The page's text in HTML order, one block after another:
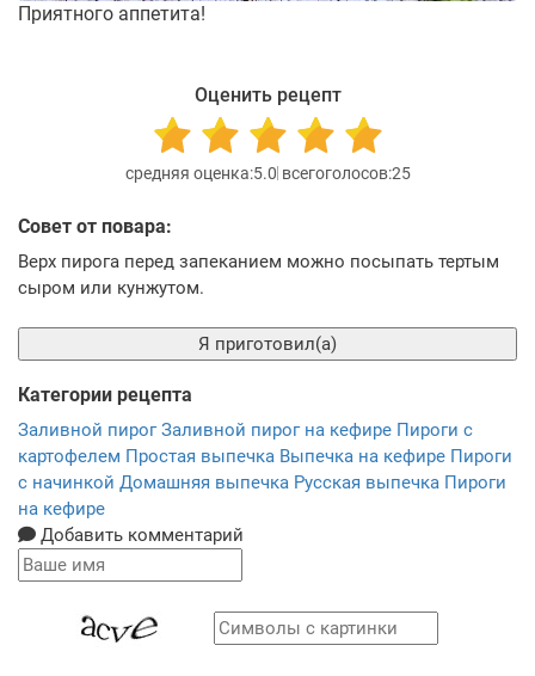
Приятного аппетита!
Оценить рецепт
5.0 25
Совет от повара:
Верх пирога перед запеканием можно посыпать тертым
сыром или кунжутом.
Я приготовил(а)
Категории рецепта
Заливной пирогЗаливной пирог на кефире Пироги с
картофелем Простая выпечка Выпечка на кефире Пироги
с начинкой Домашняя выпечка Русская выпечка Пироги
на кефире
Добавить комментарий